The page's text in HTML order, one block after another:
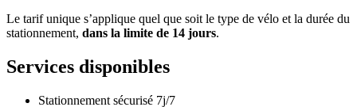
Le tarif unique s’applique quel que soit le type de vélo et la durée du
stationnement, dans la limite de 14 jours.
Services disponibles
Stationnement sécurisé 7j/7